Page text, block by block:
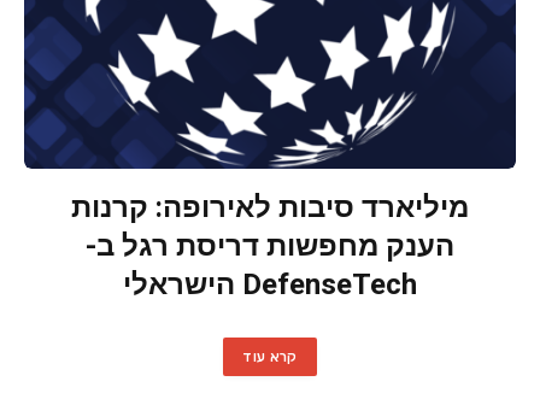
מיליארד סיבות לאירופה: קרנות
הענק מחפשות דריסת רגל ב-
DefenseTech הישראלי
קרא עוד